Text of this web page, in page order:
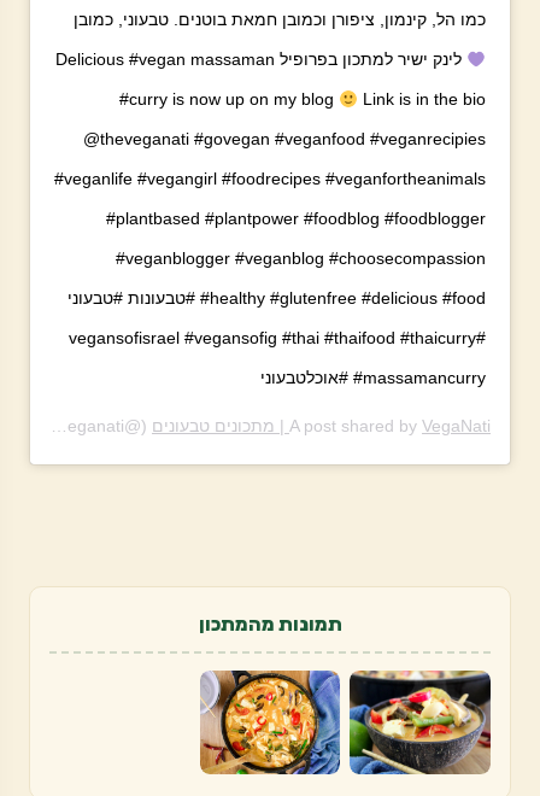
כמו הל, קינמון, ציפורן וכמובן חמאת בוטנים. טבעוני, כמובן
לינק ישיר למתכון בפרופיל Delicious #vegan massaman
#curry is now up on my blog Link is in the bio
@theveganati #govegan #veganfood #veganrecipies
#veganlife #vegangirl #foodrecipes #veganfortheanimals
#plantbased #plantpower #foodblog #foodblogger
#veganblogger #veganblog #choosecompassion
#healthy #glutenfree #delicious #food #טבעונות #טבעוני
#vegansofisrael #vegansofig #thai #thaifood #thaicurry
#massamancurry #אוכלטבעוני
A post shared by VegaNati | מתכונים טבעונים (@theveganati) on
תמונות מהמתכון